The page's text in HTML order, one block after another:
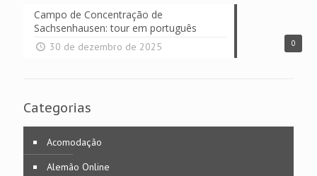
0
Campo de Concentração de
Sachsenhausen: tour em português
30 de dezembro de 2025
Categorias
Acomodação
Alemão Online